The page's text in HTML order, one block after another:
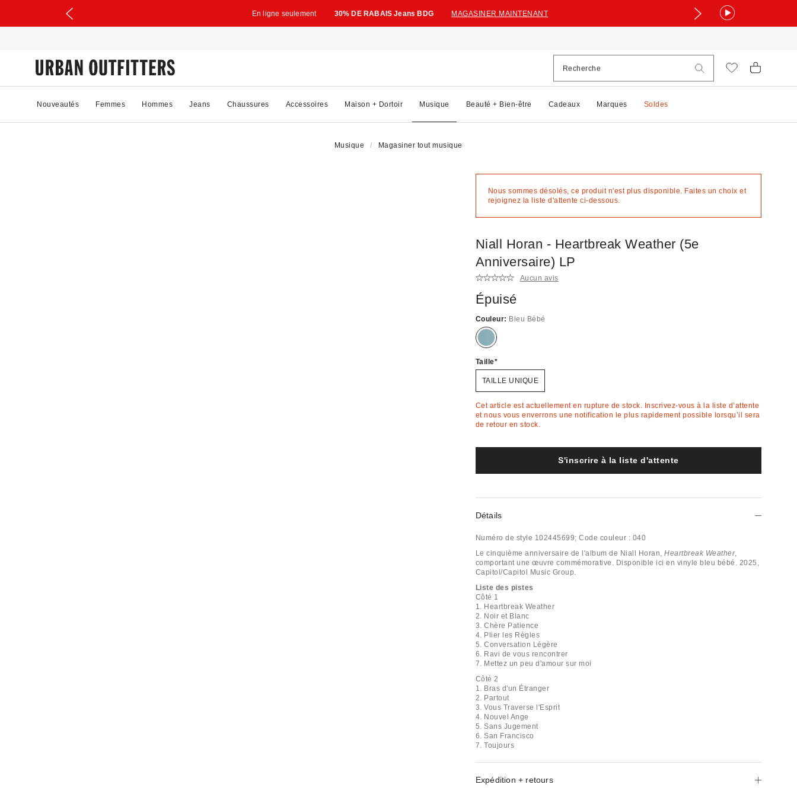
En ligne seulement 30% DE RABAIS Jeans BDG MAGASINER MAINTENANT
Nouveautés Femmes Hommes Jeans Chaussures Accessoires Maison + Dortoir Musique Beauté + Bien-être Cadeaux Marques Soldes
Musique Magasiner tout musique
Nous sommes désolés, ce produit n'est plus disponible. Faites un choix et
rejoignez la liste d'attente ci-dessous.
Niall Horan - Heartbreak Weather (5e
Anniversaire) LP
Aucun avis
Épuisé
Couleur: Bleu Bébé
Épuisé
Taille
TAILLE UNIQUE
Cet article est actuellement en rupture de stock. Inscrivez-vous à la liste d’attente
et nous vous enverrons une notification le plus rapidement possible lorsqu’il sera
de retour en stock.
S'inscrire à la liste d'attente
Détails
Numéro de style 102445699; Code couleur : 040
Le cinquième anniversaire de l'album de Niall Horan,Heartbreak Weather,
comportant une œuvre commémorative. Disponible ici en vinyle bleu bébé. 2025,
Capitol/Capitol Music Group.
Liste des pistes
Côté 1
1. Heartbreak Weather
2. Noir et Blanc
3. Chère Patience
4. Plier les Règles
5. Conversation Légère
6. Ravi de vous rencontrer
7. Mettez un peu d'amour sur moi
Côté 2
1. Bras d'un Étranger
2. Partout
3. Vous Traverse l'Esprit
4. Nouvel Ange
5. Sans Jugement
6. San Francisco
7. Toujours
Expédition + retours